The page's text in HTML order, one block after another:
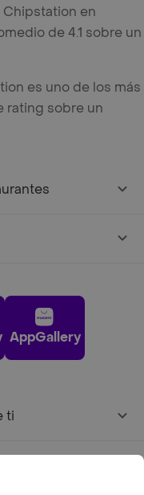
en
de 4.1 sobre un
es uno de los más
rating sobre un
AppGallery
ti